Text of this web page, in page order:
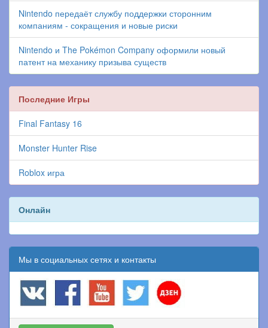
Nintendo передаёт службу поддержки сторонним
компаниям - сокращения и новые риски
Nintendo и The Pokémon Company оформили новый
патент на механику призыва существ
Последние Игры
Final Fantasy 16
Monster Hunter Rise
Roblox игра
Онлайн
Мы в социальных сетях и контакты